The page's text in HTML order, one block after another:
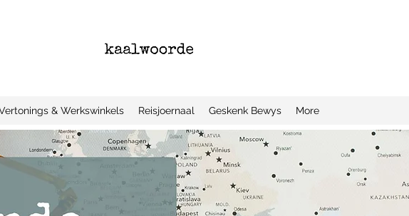
& Werkswinkels Reisjoernaal Geskenk Bewys More